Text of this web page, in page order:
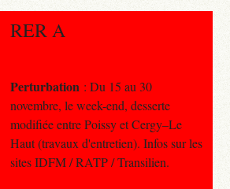
RER A
Perturbation : Du 15 au 30
novembre, le week-end, desserte
modifiée entre Poissy et Cergy–Le
Haut (travaux d'entretien). Infos sur les
sites IDFM / RATP / Transilien.